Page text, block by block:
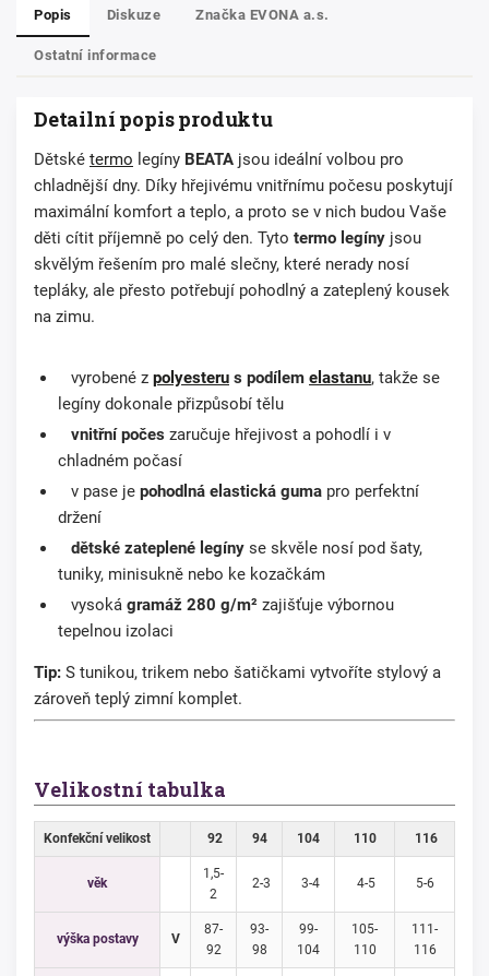
Popis Diskuze Značka EVONA a.s.
Ostatní informace
Detailní popis produktu
Dětské termo legíny BEATA jsou ideální volbou pro
chladnější dny. Díky hřejivému vnitřnímu počesu poskytují
maximální komfort a teplo, a proto se v nich budou Vaše
děti cítit příjemně po celý den. Tyto termo legíny jsou
skvělým řešením pro malé slečny, které nerady nosí
tepláky, ale přesto potřebují pohodlný a zateplený kousek
na zimu.
vyrobené z polyesteru s podílem elastanu, takže se
legíny dokonale přizpůsobí tělu
vnitřní počes zaručuje hřejivost a pohodlí i v
chladném počasí
v pase je pohodlná elastická guma pro perfektní
držení
dětské zateplené legíny se skvěle nosí pod šaty,
tuniky, minisukně nebo ke kozačkám
vysoká gramáž 280 g/m² zajišťuje výbornou
tepelnou izolaci
Tip: S tunikou, trikem nebo šatičkami vytvoříte stylový a
zároveň teplý zimní komplet.
Velikostní tabulka
Konfekční velikost 92 94 104 110 116
věk
1,5-
2
2-3 3-4 4-5 5-6
výška postavy V
87-
92
93-
98
99-
104
105-
110
111-
116